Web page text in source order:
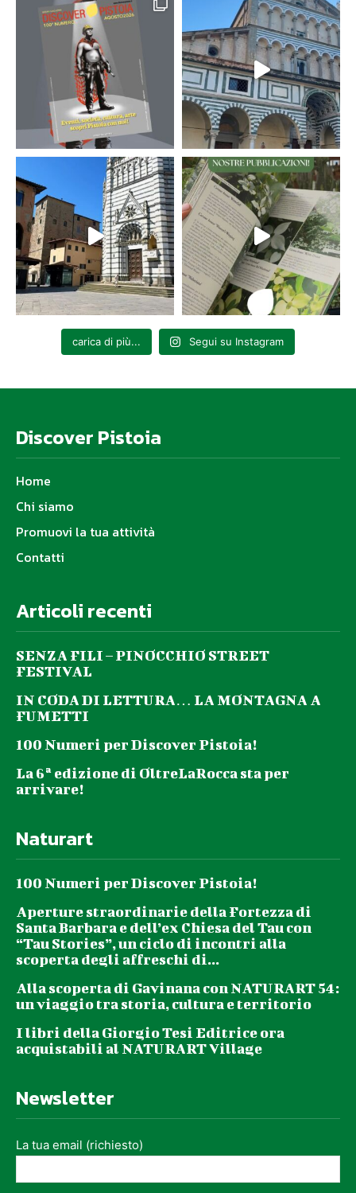
carica di più... Segui su Instagram
Discover Pistoia
Home
Chi siamo
Promuovi la tua attività
Contatti
Articoli recenti
SENZA FILI – PINOCCHIO STREET
FESTIVAL
IN CODA DI LETTURA… LA MONTAGNA A
FUMETTI
100 Numeri per Discover Pistoia!
La 6ª edizione di OltreLaRocca sta per
arrivare!
Naturart
100 Numeri per Discover Pistoia!
Aperture straordinarie della Fortezza di
Santa Barbara e dell’ex Chiesa del Tau con
“Tau Stories”, un ciclo di incontri alla
scoperta degli affreschi di...
Alla scoperta di Gavinana con NATURART 54:
un viaggio tra storia, cultura e territorio
I libri della Giorgio Tesi Editrice ora
acquistabili al NATURART Village
Newsletter
La tua email (richiesto)